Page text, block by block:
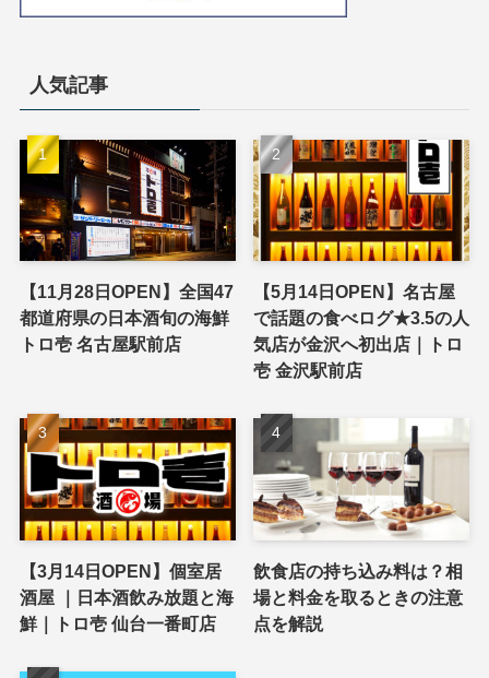
人気記事
【11月28日OPEN】全国47
都道府県の日本酒旬の海鮮
トロ壱 名古屋駅前店
【5月14日OPEN】名古屋
で話題の食べログ★3.5の人
気店が金沢へ初出店｜トロ
壱 金沢駅前店
【3月14日OPEN】個室居
酒屋 ｜日本酒飲み放題と海
鮮｜トロ壱 仙台一番町店
飲食店の持ち込み料は？相
場と料金を取るときの注意
点を解説